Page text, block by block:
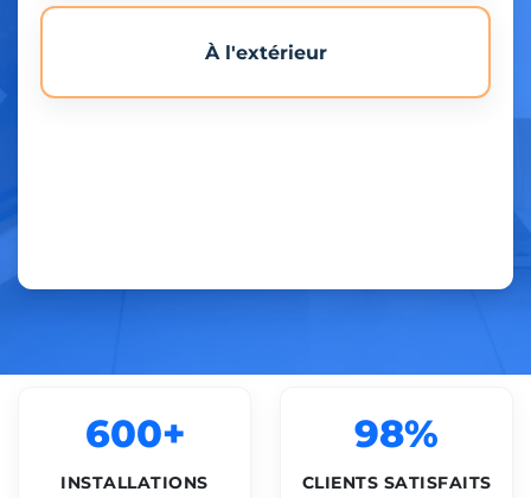
À l'extérieur
600+
INSTALLATIONS
98%
CLIENTS SATISFAITS